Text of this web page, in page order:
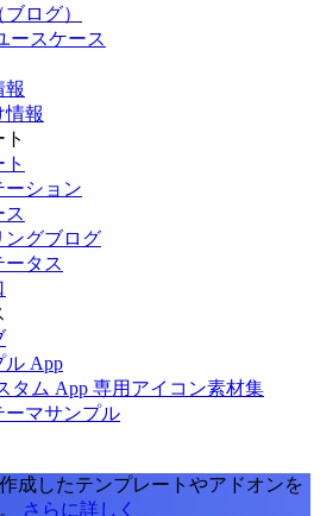
ログ）
ースケース
報
情報
ーション
ス
ングブログ
ータス
ル App
タム App 専用アイコン素材集
ーマサンプル
成したテンプレートやアドオンを
さらに詳しく